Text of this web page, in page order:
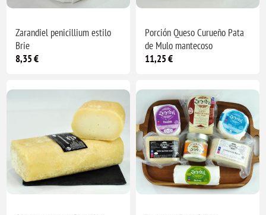
Zarandiel penicillium estilo
Brie
8,35 €
Porción Queso Curueño Pata
de Mulo mantecoso
11,25 €